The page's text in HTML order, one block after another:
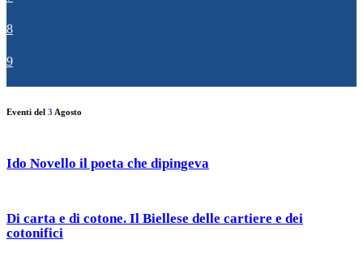
8
9
Eventi del 3 Agosto
Ido Novello il poeta che dipingeva
Di carta e di cotone. Il Biellese delle cartiere e dei
cotonifici